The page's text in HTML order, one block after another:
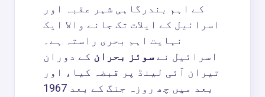
کے اہم بندرگاہی شہر عقبہ اور
اسرائیل کے ایلات تک جانے والا ایک
نہایت اہم بحری راستہ ہے۔
اسرائیل نے سوئز بحران کے دوران
تیران آئی لینڈ پر قبضہ کیا، اور
بعد میں چھ روزہ جنگ کے بعد 1967